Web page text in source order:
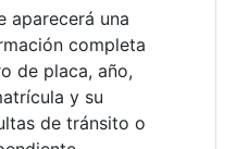
aparecerá una
completa
de placa, año,
y su
de tránsito o